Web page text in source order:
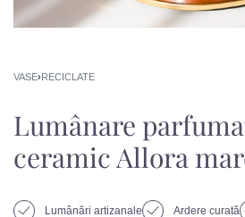
VASE›RECICLATE
Lumânare
ceramic Allora
Lumânări artizanale Ardere curată